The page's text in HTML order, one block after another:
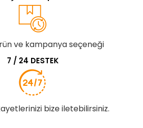
ve kampanya seçeneği
7 / 24 DESTEK
bize iletebilirsiniz.